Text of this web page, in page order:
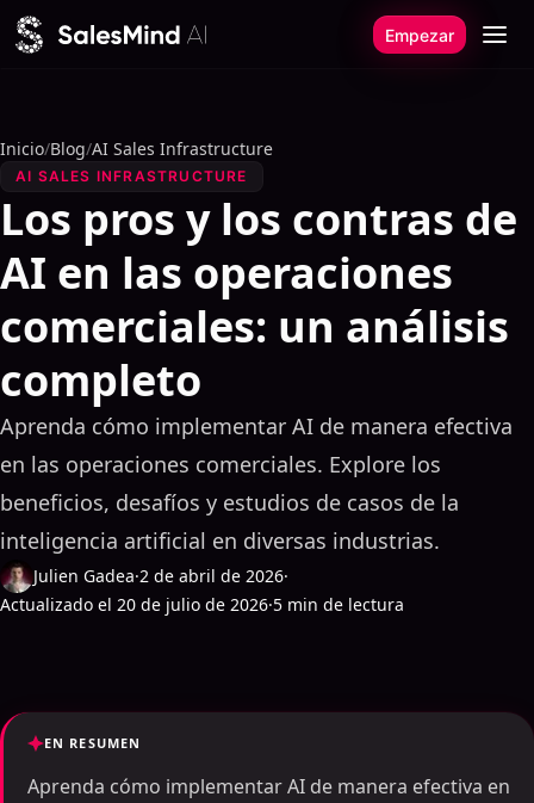
Ir al contenido
Empezar
Inicio/Blog/AI Sales Infrastructure
AI SALES INFRASTRUCTURE
Los pros y los contras de
AI en las operaciones
comerciales: un análisis
completo
Aprenda cómo implementar AI de manera efectiva
en las operaciones comerciales. Explore los
beneficios, desafíos y estudios de casos de la
inteligencia artificial en diversas industrias.
Julien Gadea·2 de abril de 2026·
Actualizado el 20 de julio de 2026·5 min de lectura
EN RESUMEN
Aprenda cómo implementar AI de manera efectiva en